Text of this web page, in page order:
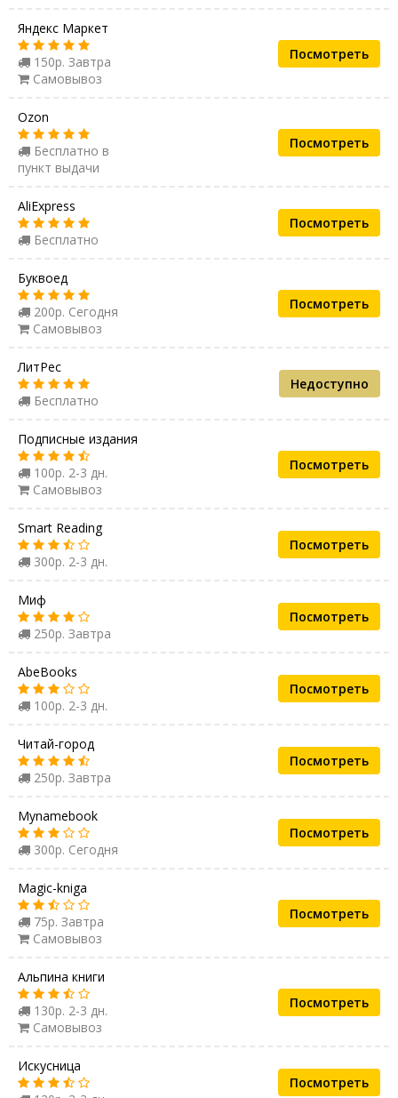
Яндекс Маркет
150р. Завтра
Самовывоз
Посмотреть
Ozon
Бесплатно в
пункт выдачи
Посмотреть
AliExpress
Бесплатно
Посмотреть
Буквоед
200р. Сегодня
Самовывоз
Посмотреть
ЛитРес
Бесплатно
Недоступно
Подписные издания
100р. 2-3 дн.
Самовывоз
Посмотреть
Smart Reading
300р. 2-3 дн.
Посмотреть
Миф
250р. Завтра
Посмотреть
AbeBooks
100р. 2-3 дн.
Посмотреть
Читай-город
250р. Завтра
Посмотреть
Mynamebook
300р. Сегодня
Посмотреть
Magic-kniga
75р. Завтра
Самовывоз
Посмотреть
Альпина книги
130р. 2-3 дн.
Самовывоз
Посмотреть
Искусница
Посмотреть